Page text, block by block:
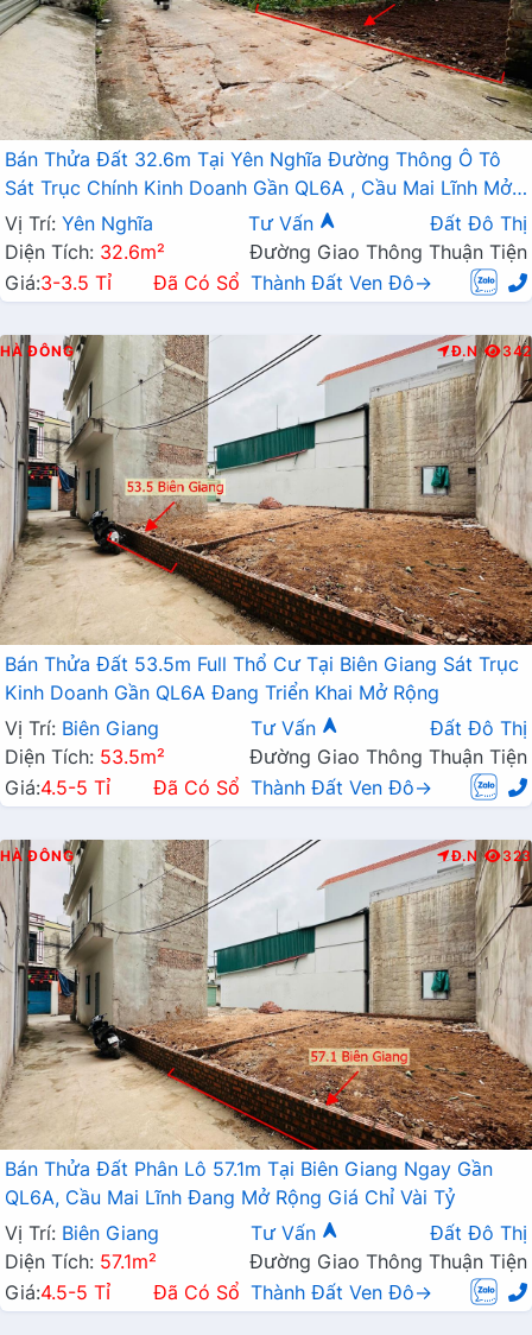
Bán Thửa Đất 32.6m Tại Yên Nghĩa Đường Thông Ô Tô
Sát Trục Chính Kinh Doanh Gần QL6A , Cầu Mai Lĩnh Mở
Rộng
Vị Trí: Yên Nghĩa Tư Vấn
Đất Đô Thị
Diện Tích: 32.6m²
Đường Giao Thông Thuận Tiện
Giá:3-3.5 Tỉ Đã Có Sổ Thành Đất Ven Đô→
HÀ ĐÔNG Đ.N 342
Bán Thửa Đất 53.5m Full Thổ Cư Tại Biên Giang Sát Trục
Kinh Doanh Gần QL6A Đang Triển Khai Mở Rộng
Vị Trí: Biên Giang Tư Vấn
Đất Đô Thị
Diện Tích: 53.5m²
Đường Giao Thông Thuận Tiện
Giá:4.5-5 Tỉ Đã Có Sổ Thành Đất Ven Đô→
HÀ ĐÔNG Đ.N 323
Bán Thửa Đất Phân Lô 57.1m Tại Biên Giang Ngay Gần
QL6A, Cầu Mai Lĩnh Đang Mở Rộng Giá Chỉ Vài Tỷ
Vị Trí: Biên Giang Tư Vấn
Đất Đô Thị
Diện Tích: 57.1m²
Đường Giao Thông Thuận Tiện
Giá:4.5-5 Tỉ Đã Có Sổ Thành Đất Ven Đô→